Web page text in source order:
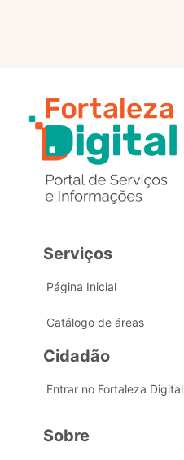
Serviços
Página Inicial
Catálogo de áreas
Cidadão
Entrar no Fortaleza Digital
Sobre